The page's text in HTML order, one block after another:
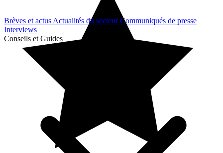
Brèves et actus Actualités du secteurCommuniqués de presse
Interviews
Conseils et Guides